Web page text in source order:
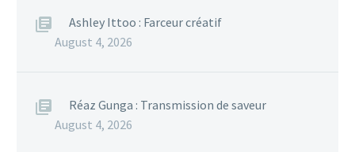
Ashley Ittoo : Farceur créatif
August 4, 2026
Réaz Gunga : Transmission de saveur
August 4, 2026